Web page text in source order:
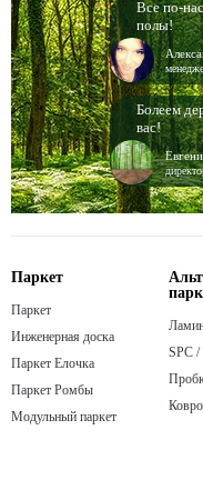
Все по-
полы!
Болеем
вас!
Паркет
Паркет
Инженерная доска
Паркет Елочка
Паркет Ромбы
Модульный паркет
SPC